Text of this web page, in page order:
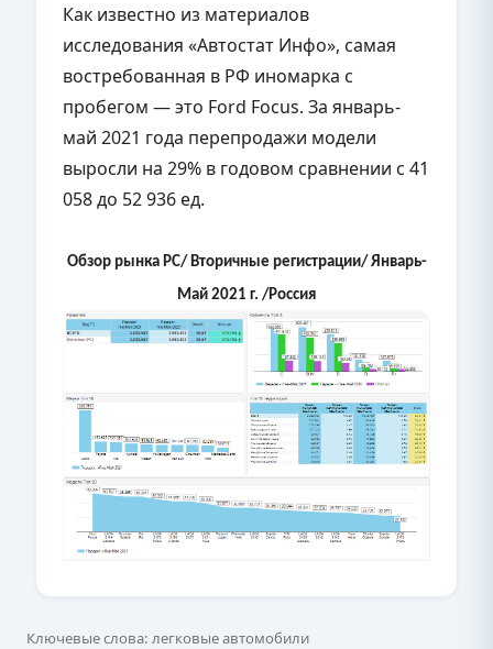
Как известно из материалов
исследования «Автостат Инфо», самая
востребованная в РФ иномарка с
пробегом — это Ford Focus. За январь-
май 2021 года перепродажи модели
выросли на 29% в годовом сравнении с 41
058 до 52 936 ед.
Обзор рынка PC/ Вторичные регистрации/ Январь-
Май 2021 г. /Россия
Ключевые слова: легковые автомобили